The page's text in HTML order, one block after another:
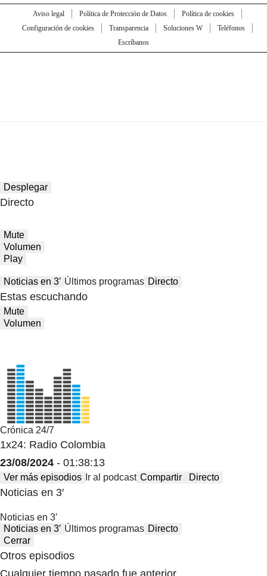
Aviso legal Política de Protección de Datos
Política de cookies
Configuración de cookies
Transparencia Soluciones W
Teléfonos
Escríbanos
Desplegar
Directo
Mute
Volumen
Play
Noticias en 3′ Últimos programas Directo
Estas escuchando
Mute
Volumen
Crónica 24/7
1x24: Radio Colombia
23/08/2024 - 01:38:13
Ver más episodios Ir al podcast Compartir Directo
Noticias en 3′
Noticias en 3′
Noticias en 3′ Últimos programas Directo
Cerrar
Otros episodios
Cualquier tiempo pasado fue anterior